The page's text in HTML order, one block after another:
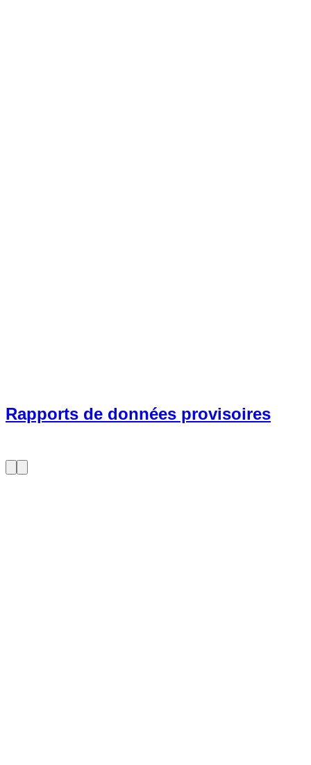
Rapports de données provisoires